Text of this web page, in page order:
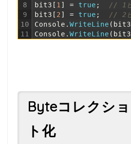
8
9
10
11
bit3 [ 1 ] = true ;
// 1ビ
bit3 [ 2 ] = true ;
// 2ビ
Console . WriteLine ( bit3
Console . WriteLine ( bit3
Byteコレクシ
ト化